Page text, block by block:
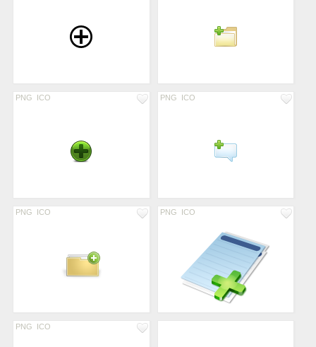
PNG ICO PNG ICO
PNG ICO PNG ICO
PNG ICO